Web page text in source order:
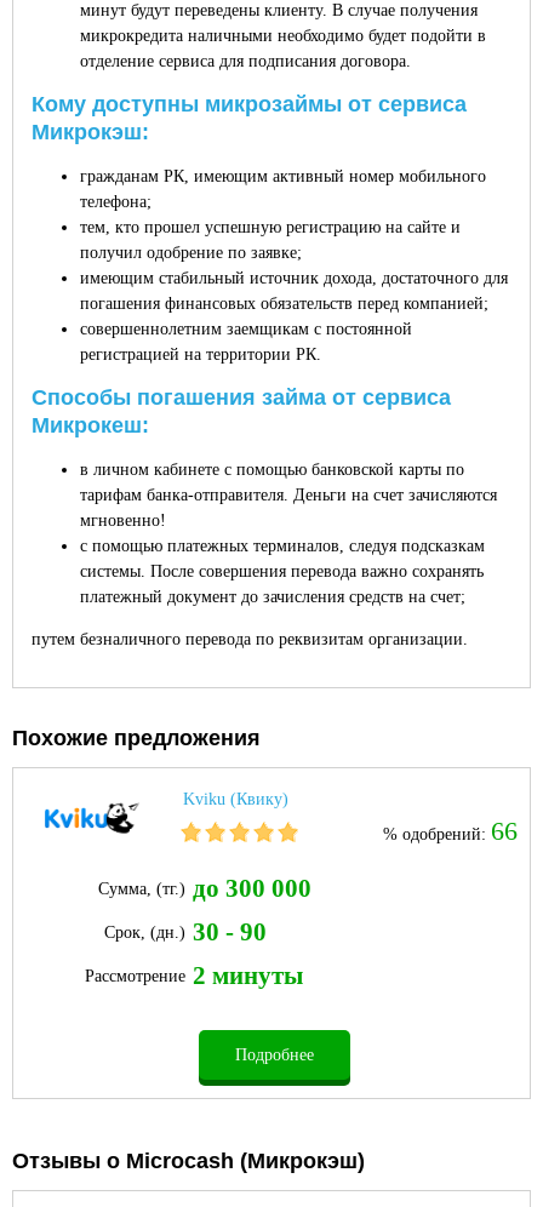
минут будут переведены клиенту. В случае получения
микрокредита наличными необходимо будет подойти в
отделение сервиса для подписания договора.
Кому доступны микрозаймы от сервиса
Микрокэш:
гражданам РК, имеющим активный номер мобильного
телефона;
тем, кто прошел успешную регистрацию на сайте и
получил одобрение по заявке;
имеющим стабильный источник дохода, достаточного для
погашения финансовых обязательств перед компанией;
совершеннолетним заемщикам с постоянной
регистрацией на территории РК.
Способы погашения займа от сервиса
Микрокеш:
в личном кабинете с помощью банковской карты по
тарифам банка-отправителя. Деньги на счет зачисляются
мгновенно!
с помощью платежных терминалов, следуя подсказкам
системы. После совершения перевода важно сохранять
платежный документ до зачисления средств на счет;
путем безналичного перевода по реквизитам организации.
Похожие предложения
Kviku (Квику)
% одобрений: 66
Сумма, (тг.) до 300 000
Срок, (дн.) 30 - 90
Рассмотрение 2 минуты
Подробнее
Отзывы о Microcash (Микрокэш)